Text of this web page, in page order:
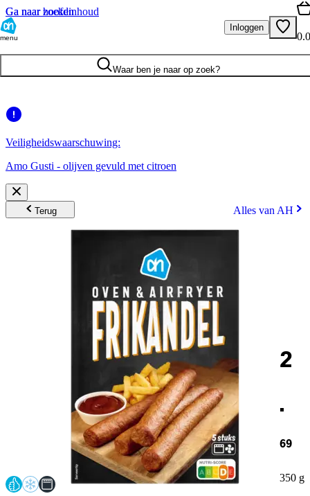
Ga naar hoofdinhoud
Ga naar zoeken
menu
Inloggen
Waar ben je naar op zoek?
Veiligheidswaarschuwing:
Amo Gusti - olijven gevuld met citroen
Terug Alles van AH
2
.
69
350 g